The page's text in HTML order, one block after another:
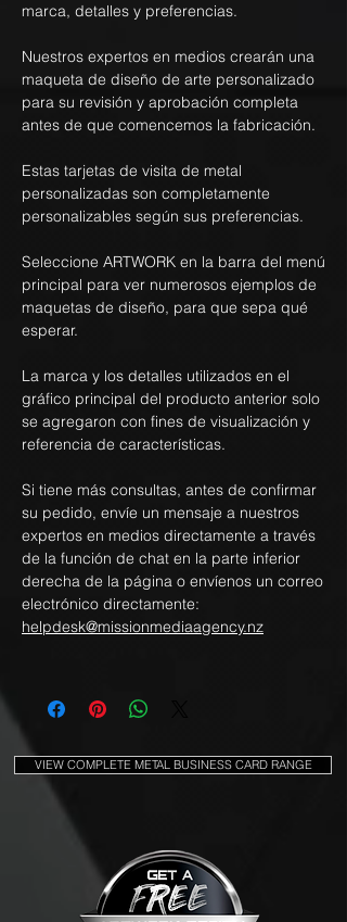
marca, detalles y preferencias.
Nuestros expertos en medios crearán una
maqueta de diseño de arte personalizado
para su revisión y aprobación completa
antes de que comencemos la fabricación.
Estas tarjetas de visita de metal
personalizadas son completamente
personalizables según sus preferencias.
Seleccione ARTWORK en la barra del menú
principal para ver numerosos ejemplos de
maquetas de diseño, para que sepa qué
esperar.
La marca y los detalles utilizados en el
gráfico principal del producto anterior solo
se agregaron con fines de visualización y
referencia de características.
Si tiene más consultas, antes de confirmar
su pedido, envíe un mensaje a nuestros
expertos en medios directamente a través
de la función de chat en la parte inferior
derecha de la página o envíenos un correo
electrónico directamente:
helpdesk@missionmediaagency.nz
VIEW COMPLETE METAL BUSINESS CARD RANGE